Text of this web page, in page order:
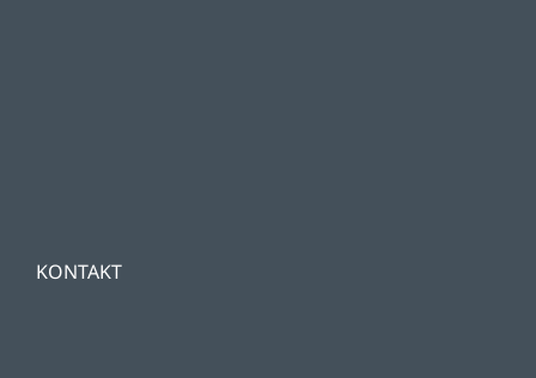
KONTAKT